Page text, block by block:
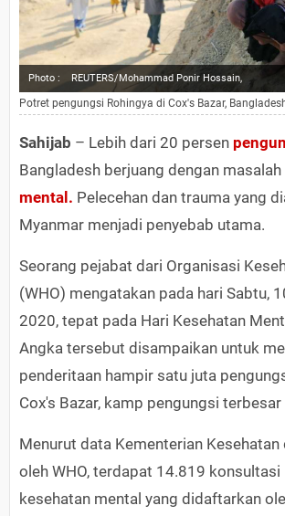
Photo : REUTERS/Mohammad Ponir Hossain,
Potret pengungsi Rohingya di Cox's Bazar,
Sahijab – Lebih dari 20 persen
Bangladesh berjuang dengan masalah
mental. Pelecehan dan trauma yang
Myanmar menjadi penyebab utama.
Seorang pejabat dari Organisasi
(WHO) mengatakan pada hari Sabtu,
2020, tepat pada Hari Kesehatan
Angka tersebut disampaikan untuk
penderitaan hampir satu juta
Cox's Bazar, kamp pengungsi terbesar
Menurut data Kementerian
oleh WHO, terdapat 14.819
kesehatan mental yang didaftarkan